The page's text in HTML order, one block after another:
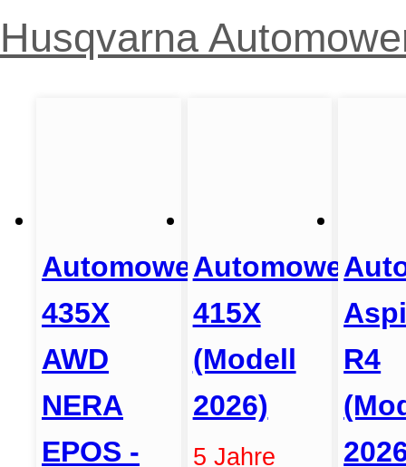
Husqvarna
Automower
435X
AWD
NERA
EPOS -
Automower
415X
(Modell
2026)
5 Jahre
R4